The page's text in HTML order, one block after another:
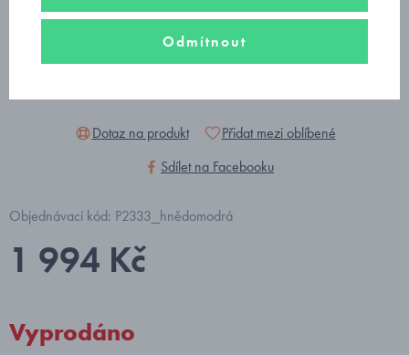
Dotaz na produkt
Přidat mezi oblíbené
Sdílet na Facebooku
Objednávací kód: P2333_hnědomodrá
1 994 Kč
Vyprodáno
Odmítnout